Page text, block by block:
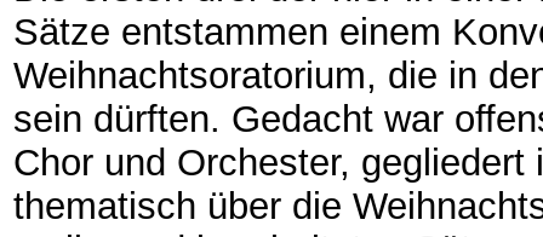
Sätze entstammen einem
Weihnachtsoratorium, die in
sein dürften. Gedacht war
Chor und Orchester,
thematisch über die